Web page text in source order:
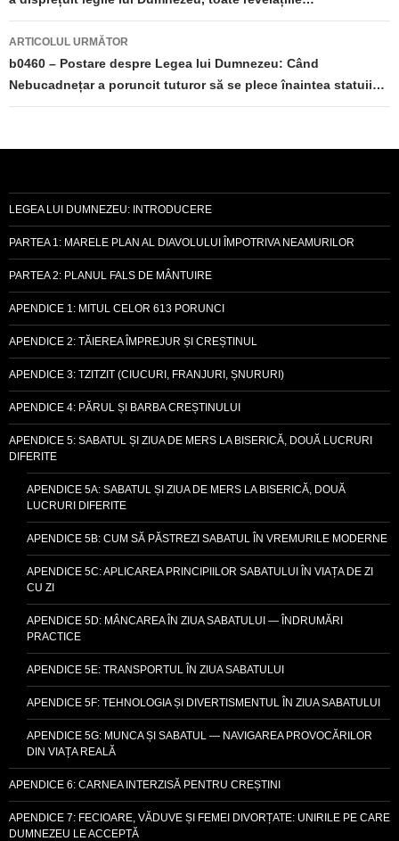
articole
ARTICOLUL URMĂTOR
b0460 – Postare despre Legea lui Dumnezeu: Când
Nebucadnețar a poruncit tuturor să se plece înaintea statuii…
LEGEA LUI DUMNEZEU: INTRODUCERE
PARTEA 1: MARELE PLAN AL DIAVOLULUI ÎMPOTRIVA NEAMURILOR
PARTEA 2: PLANUL FALS DE MÂNTUIRE
APENDICE 1: MITUL CELOR 613 PORUNCI
APENDICE 2: TĂIEREA ÎMPREJUR ȘI CREȘTINUL
APENDICE 3: TZITZIT (CIUCURI, FRANJURI, ȘNURURI)
APENDICE 4: PĂRUL ȘI BARBA CREȘTINULUI
APENDICE 5: SABATUL ȘI ZIUA DE MERS LA BISERICĂ, DOUĂ LUCRURI
DIFERITE
APENDICE 5A: SABATUL ȘI ZIUA DE MERS LA BISERICĂ, DOUĂ
LUCRURI DIFERITE
APENDICE 5B: CUM SĂ PĂSTREZI SABATUL ÎN VREMURILE MODERNE
APENDICE 5C: APLICAREA PRINCIPIILOR SABATULUI ÎN VIAȚA DE ZI
CU ZI
APENDICE 5D: MÂNCAREA ÎN ZIUA SABATULUI — ÎNDRUMĂRI
PRACTICE
APENDICE 5E: TRANSPORTUL ÎN ZIUA SABATULUI
APENDICE 5F: TEHNOLOGIA ȘI DIVERTISMENTUL ÎN ZIUA SABATULUI
APENDICE 5G: MUNCA ȘI SABATUL — NAVIGAREA PROVOCĂRILOR
DIN VIAȚA REALĂ
APENDICE 6: CARNEA INTERZISĂ PENTRU CREȘTINI
APENDICE 7: FECIOARE, VĂDUVE ȘI FEMEI DIVORȚATE: UNIRILE PE CARE
DUMNEZEU LE ACCEPTĂ